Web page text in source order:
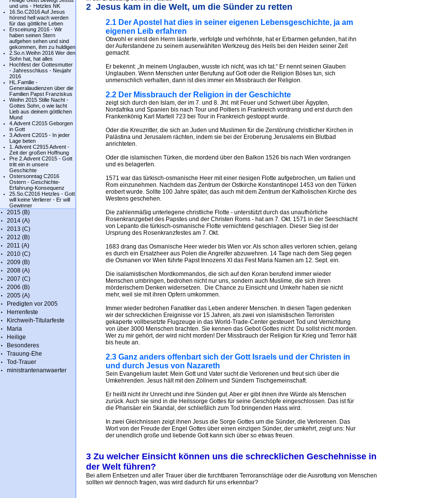
und uns - Hetzles NK
16.So.C2016 Auf Jesus
hörend hell wach werden
für das göttliche Leben
Ersceinung 2016 - Wir
haben seinen Stern
aufgehen sehen und sind
gekommen, ihm zu huldigen
2.So.n.Weihn 2016 Wer den
Sohn hat, hat alles
Hochfest der Gottesmutter
- Jahresschluss - Neujahr
2016
HL.Familie -
Generalaudienzen über die
Familien Papst Franziskus
Weihn 2015 Stille Nacht -
Gottes Sohn, o wie lacht
Lieb aus deinem göttlichen
Mund
4.Advent C2015 Geborgen
in Gott
3.Advent C2015 - In jeder
Lage beten
1. Advent C2915 Advent -
Zeit der großen Hoffnung
Pre 2.Advent C2015 - Gott
tritt ein in unsere
Geschichte
Ostersonntag C2016
Ostern - Geschichte-
Erfahrung-Konsequenz
25.So.C2016 Hetzles - Gott
will keine Verlierer - Er will
Gewinner
2015 (B)
2014 (A)
2013 (C)
2012 (B)
2011 (A)
2010 (C)
2009 (B)
2008 (A)
2007 (C)
2006 (B)
2005 (A)
Predigten vor 2005
Herrenfeste
Kirchweih-Titularfeste
Maria
Heilige
Besonderes
Trauung-Ehe
Tod-Trauer
ministrantenanwaerter
2 Jesus kam in die Welt, um die Sünder zu retten
2.1 Der Apostel hat dies in seiner eigenen Lebensgeschichte, ja am
eigenen Leib erfahren
Obwohl er einst den Herrn lästerte, verfolgte und verhöhnte, hat er Erbarmen gefunden, hat ihn
der Auferstandene zu seinem auserwählten Werkzeug des Heils bei den Heiden seiner Zeit
gemacht.
Er bekennt: „In meinem Unglauben, wusste ich nicht, was ich tat.“ Er nennt seinen Glauben
Unglauben. Wenn Menschen unter Berufung auf Gott oder die Religion Böses tun, sich
unmenschlich verhalten, dann ist dies immer ein Missbrauch der Religion.
2.2 Der Missbrauch der Religion in der Geschichte
zeigt sich durch den Islam, der im 7. und 8. Jht. mit Feuer und Schwert über Ägypten,
Nordafrika und Spanien bis nach Tour und Poitiers in Frankreich vordrang und erst durch den
Frankenkönig Karl Martell 723 bei Tour in Frankreich gestoppt wurde.
Oder die Kreuzritter, die sich an Juden und Muslimen für die Zerstörung christlicher Kirchen in
Palästina und Jerusalem rächten, indem sie bei der Eroberung Jerusalems ein Blutbad
anrichteten.
Oder die islamischen Türken, die mordend über den Balkon 1526 bis nach Wien vordrangen
und es belagerten.
1571 war das türkisch-osmanische Heer mit einer riesigen Flotte aufgebrochen, um Italien und
Rom einzunehmen. Nachdem das Zentrum der Ostkirche Konstantinopel 1453 von den Türken
erobert wurde. Sollte 100 Jahre später, das auch mit dem Zentrum der Katholischen Kirche des
Westens geschehen.
Die zahlenmäßig unterlegene christliche Flotte - unterstützt durch das unaufhörliche
Rosenkranzgebet des Papstes und der Christen Roms - hat am 7. Okt. 1571 in der Seeschlacht
von Lepanto die türkisch-osmanische Flotte vernichtend geschlagen. Dieser Sieg ist der
Ursprung des Rosenkranzfestes am 7. Okt.
1683 drang das Osmanische Heer wieder bis Wien vor. Als schon alles verloren schien, gelang
es durch ein Ersatzheer aus Polen die Angreifer abzuwehren. 14 Tage nach dem Sieg gegen
die Osmanen vor Wien führte Papst Innozens XI das Fest Maria Namen am 12. Sept. ein.
Die isalamistischen Mordkommandos, die sich auf den Koran berufend immer wieder
Menschen umbringen, bedrohen nicht nur uns, sondern auch Muslime, die sich ihren
mörderischem Denken widersetzen. Die Chance zu Einsicht und Umkehr haben sie nicht
mehr, weil sie mit ihren Opfern umkommen.
Immer wieder bedrohen Fanatiker das Leben anderer Menschen. In diesen Tagen gedenken
wir der schrecklichen Ereignisse vor 15 Jahren, als zwei von islamistischen Terroristen
gekaperte vollbesetzte Flugzeuge in das World-Trade-Center gesteuert Tod und Vernichtung
von über 3000 Menschen brachten. Sie kennen das Gebot Gottes nicht: Du sollst nicht morden.
Wer zu mir gehört, der wird nicht morden! Der Missbrauch der Religion für Krieg und Terror hält
bis heute an.
2.3 Ganz anders offenbart sich der Gott Israels und der Christen in
und durch Jesus von Nazareth
Sein Evangelium lautet: Mein Gott und Vater sucht die Verlorenen und freut sich über die
Umkehrenden. Jesus hält mit den Zöllnern und Sündern Tischgemeinschaft.
Er heißt nicht ihr Unrecht und ihre Sünden gut. Aber er gibt ihnen ihre Würde als Menschen
zurück. Auch sie sind in die Heilssorge Gottes für seine Geschöpfe eingeschlossen. Das ist für
die Pharisäer ein Skandal, der schließlich zum Tod bringenden Hass wird.
In zwei Gleichnissen zeigt ihnen Jesus die Sorge Gottes um die Sünder, die Verlorenen. Das
Wort von der Freude der Engel Gottes über einen einzigen Sünder, der umkehrt, zeigt uns: Nur
der unendlich große und liebende Gott kann sich über so etwas freuen.
3 Zu welcher Einsicht können uns die schrecklichen Geschehnisse in
der Welt führen?
Bei allem Entsetzen und aller Trauer über die furchtbaren Terroranschläge oder die Ausrottung von Menschen
sollten wir dennoch fragen, was wird dadurch für uns erkennbar?